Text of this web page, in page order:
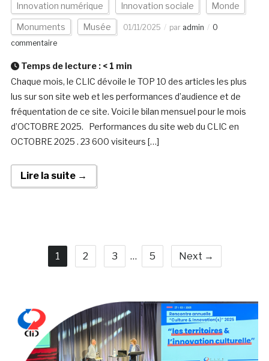
Innovation numérique Innovation sociale Monde
Monuments Musée 01/11/2025 par admin
0
commentaire
Temps de lecture : < 1 min
Chaque mois, le CLIC dévoile le TOP 10 des articles les plus
lus sur son site web et les performances d’audience et de
fréquentation de ce site. Voici le bilan mensuel pour le mois
d’OCTOBRE 2025. Performances du site web du CLIC en
OCTOBRE 2025 . 23 600 visiteurs […]
Lire la suite →
1 2 3 … 5 Next →